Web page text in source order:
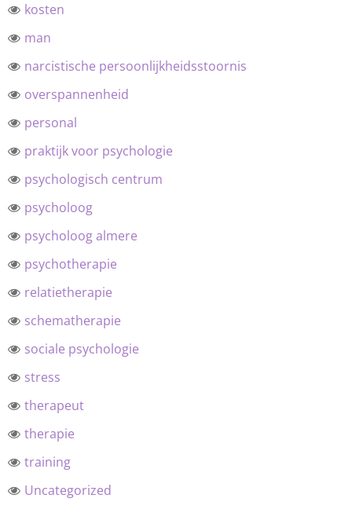
kosten
man
narcistische persoonlijkheidsstoornis
overspannenheid
personal
praktijk voor psychologie
psychologisch centrum
psycholoog
psycholoog almere
psychotherapie
relatietherapie
schematherapie
sociale psychologie
stress
therapeut
therapie
training
Uncategorized